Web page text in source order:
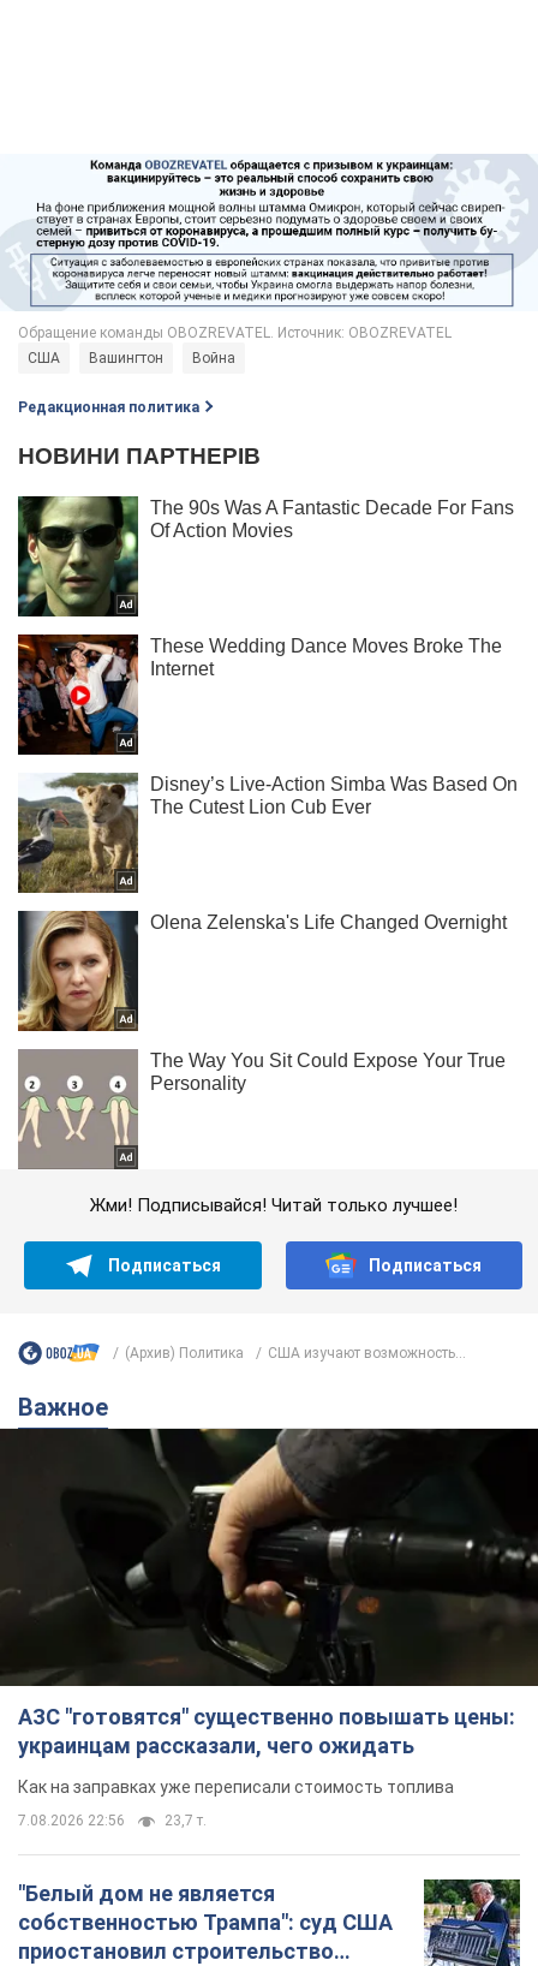
США Вашингтон Война
Редакционная политика
Жми! Подписывайся! Читай только лучшее!
Подписаться Подписаться
(Архив) Политика США изучают возможность...
Важное
АЗС "готовятся" существенно повышать цены:
украинцам рассказали, чего ожидать
Как на заправках уже переписали стоимость топлива
7.08.2026 22:56 23,7 т.
"Белый дом не является
собственностью Трампа": суд США
приостановил строительство